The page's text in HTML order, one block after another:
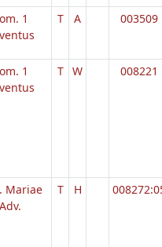
1
T A 003509
1
T W 008221
Mariae
Adv.
T H